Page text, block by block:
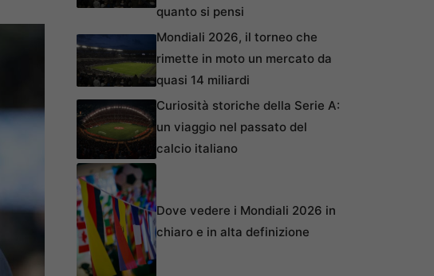
quanto si pensi
Mondiali 2026, il torneo che
rimette in moto un mercato da
quasi 14 miliardi
Curiosità storiche della Serie A:
un viaggio nel passato del
calcio italiano
Dove vedere i Mondiali 2026 in
chiaro e in alta definizione